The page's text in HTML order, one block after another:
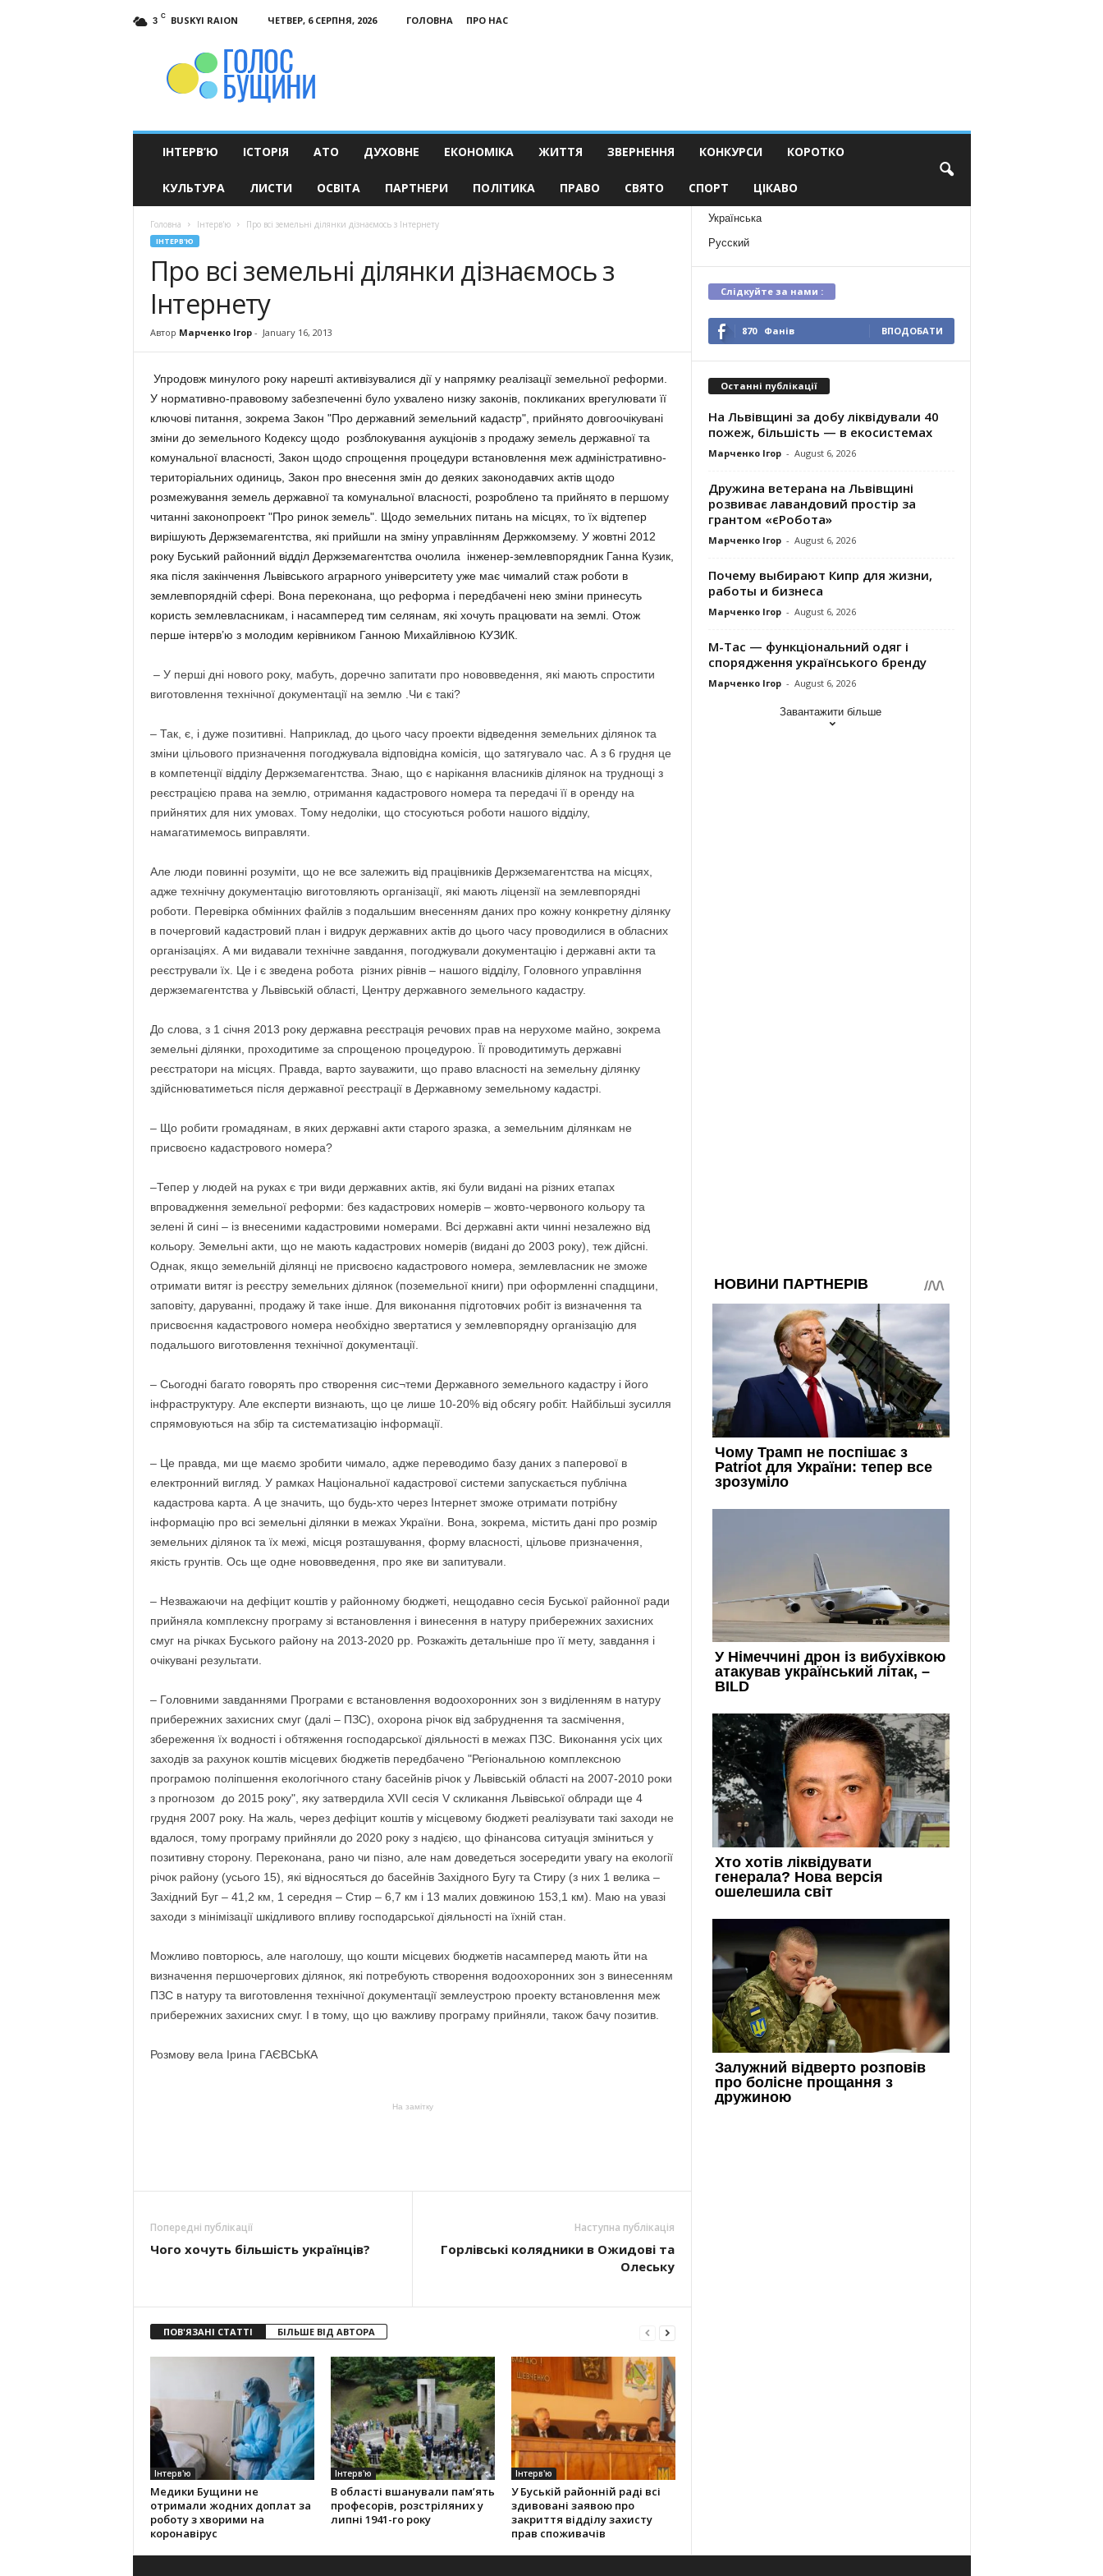
3 C BUSKYI RAION ЧЕТВЕР, 6 СЕРПНЯ, 2026 ГОЛОВНА
ПРО НАС
ІНТЕРВ’Ю ІСТОРІЯ АТО ДУХОВНЕ ЕКОНОМІКА ЖИТТЯ ЗВЕРНЕННЯ КОНКУРСИ КОРОТКО
КУЛЬТУРА ЛИСТИ ОСВІТА ПАРТНЕРИ ПОЛІТИКА ПРАВО СВЯТО СПОРТ ЦІКАВО
Головна Інтерв'ю Про всі земельні ділянки дізнаємось з Інтернету
ІНТЕРВ'Ю
Про всі земельні ділянки дізнаємось з
Інтернету
Автор Марченко Ігор- January 16, 2013
Упродовж минулого року нарешті активізувалися дії у напрямку реалізації земельної реформи.
У нормативно-правовому забезпеченні було ухвалено низку законів, покликаних врегулювати її
ключові питання, зокрема Закон "Про державний земельний кадастр", прийнято довгоочікувані
зміни до земельного Кодексу щодо розблокування аукціонів з продажу земель державної та
комунальної власності, Закон щодо спрощення процедури встановлення меж адміністративно-
територіальних одиниць, Закон про внесення змін до деяких законодавчих актів щодо
розмежування земель державної та комунальної власності, розроблено та прийнято в першому
читанні законопроект "Про ринок земель". Щодо земельних питань на місцях, то їх відтепер
вирішують Держземагентства, які прийшли на зміну управлінням Держкомзему. У жовтні 2012
року Буський районний відділ Держземагентства очолила інженер-землевпорядник Ганна Кузик,
яка після закінчення Львівського аграрного університету уже має чималий стаж роботи в
землевпорядній сфері. Вона переконана, що реформа і передбачені нею зміни принесуть
користь землевласникам, і насамперед тим селянам, які хочуть працювати на землі. Отож
перше інтерв’ю з молодим керівником Ганною Михайлівною КУЗИК.
– У перші дні нового року, мабуть, доречно запитати про нововведення, які мають спростити
виготовлення технічної документації на землю .Чи є такі?
– Так, є, і дуже позитивні. Наприклад, до цього часу проекти відведення земельних ділянок та
зміни цільового призначення погоджувала відповідна комісія, що затягувало час. А з 6 грудня це
в компетенції відділу Держземагентства. Знаю, що є нарікання власників ділянок на труднощі з
реєстрацією права на землю, отримання кадастрового номера та передачі її в оренду на
прийнятих для них умовах. Тому недоліки, що стосуються роботи нашого відділу,
намагатимемось виправляти.
Але люди повинні розуміти, що не все залежить від працівників Держземагентства на місцях,
адже технічну документацію виготовляють організації, які мають ліцензії на землевпорядні
роботи. Перевірка обмінних файлів з подальшим внесенням даних про кожну конкретну ділянку
в почерговий кадастровий план і видрук державних актів до цього часу проводилися в обласних
організаціях. А ми видавали технічне завдання, погоджували документацію і державні акти та
реєстрували їх. Це і є зведена робота різних рівнів – нашого відділу, Головного управління
держземагентства у Львівській області, Центру державного земельного кадастру.
До слова, з 1 січня 2013 року державна реєстрація речових прав на нерухоме майно, зокрема
земельні ділянки, проходитиме за спрощеною процедурою. Її проводитимуть державні
реєстратори на місцях. Правда, варто зауважити, що право власності на земельну ділянку
здійснюватиметься після державної реєстрації в Державному земельному кадастрі.
– Що робити громадянам, в яких державні акти старого зразка, а земельним ділянкам не
присвоєно кадастрового номера?
–Тепер у людей на руках є три види державних актів, які були видані на різних етапах
впровадження земельної реформи: без кадастрових номерів – жовто-червоного кольору та
зелені й сині – із внесеними кадастровими номерами. Всі державні акти чинні незалежно від
кольору. Земельні акти, що не мають кадастрових номерів (видані до 2003 року), теж дійсні.
Однак, якщо земельній ділянці не присвоєно кадастрового номера, землевласник не зможе
отримати витяг із реєстру земельних ділянок (поземельної книги) при оформленні спадщини,
заповіту, даруванні, продажу й таке інше. Для виконання підготовчих робіт із визначення та
присвоєння кадастрового номера необхідно звертатися у землевпорядну організацію для
подальшого виготовлення технічної документації.
– Сьогодні багато говорять про створення сис¬теми Державного земельного кадастру і його
інфраструктуру. Але експерти визнають, що це лише 10-20% від обсягу робіт. Найбільші зусилля
спрямовуються на збір та систематизацію інформації.
– Це правда, ми ще маємо зробити чимало, адже переводимо базу даних з паперової в
електронний вигляд. У рамках Національної кадастрової системи запускається публічна
кадастрова карта. А це значить, що будь-хто через Інтернет зможе отримати потрібну
інформацію про всі земельні ділянки в межах України. Вона, зокрема, містить дані про розмір
земельних ділянок та їх межі, місця розташування, форму власності, цільове призначення,
якість грунтів. Ось ще одне нововведення, про яке ви запитували.
– Незважаючи на дефіцит коштів у районному бюджеті, нещодавно сесія Буської районної ради
прийняла комплексну програму зі встановлення і винесення в натуру прибережних захисних
смуг на річках Буського району на 2013-2020 рр. Розкажіть детальніше про її мету, завдання і
очікувані результати.
– Головними завданнями Програми є встановлення водоохоронних зон з виділенням в натуру
прибережних захисних смуг (далі – ПЗС), охорона річок від забруднення та засмічення,
збереження їх водності і обтяження господарської діяльності в межах ПЗС. Виконання усіх цих
заходів за рахунок коштів місцевих бюджетів передбачено "Регіональною комплексною
програмою поліпшення екологічного стану басейнів річок у Львівській області на 2007-2010 роки
з прогнозом до 2015 року", яку затвердила ХVІІ сесія V скликання Львівської облради ще 4
грудня 2007 року. На жаль, через дефіцит коштів у місцевому бюджеті реалізувати такі заходи не
вдалося, тому програму прийняли до 2020 року з надією, що фінансова ситуація зміниться у
позитивну сторону. Переконана, рано чи пізно, але нам доведеться зосередити увагу на екології
річок району (усього 15), які відносяться до басейнів Західного Бугу та Стиру (з них 1 велика –
Західний Буг – 41,2 км, 1 середня – Стир – 6,7 км і 13 малих довжиною 153,1 км). Маю на увазі
заходи з мінімізації шкідливого впливу господарської діяльності на їхній стан.
Можливо повторюсь, але наголошу, що кошти місцевих бюджетів насамперед мають йти на
визначення першочергових ділянок, які потребують створення водоохоронних зон з винесенням
ПЗС в натуру та виготовлення технічної документації землеустрою проекту встановлення меж
прибережних захисних смуг. І в тому, що цю важливу програму прийняли, також бачу позитив.
Розмову вела Ірина ГАЄВСЬКА
На замітку
Попередні публікації
Чого хочуть більшість українців?
Наступна публікація
Горлівські колядники в Ожидові та
Олеську
ПОВ'ЯЗАНІ СТАТТІ БІЛЬШЕ ВІД АВТОРА
Інтерв'ю
Медики Бущини не
отримали жодних доплат за
роботу з хворими на
коронавірус
Інтерв'ю
В області вшанували пам’ять
професорів, розстріляних у
липні 1941-го року
Інтерв'ю
У Буській районній раді всі
здивовані заявою про
закриття відділу захисту
прав споживачів
Українська
Русский
Слідкуйте за нами :
870 Фанів ВПОДОБАТИ
Останні публікації
На Львівщині за добу ліквідували 40
пожеж, більшість — в екосистемах
Марченко Ігор - August 6, 2026
Дружина ветерана на Львівщині
розвиває лавандовий простір за
грантом «єРобота»
Марченко Ігор - August 6, 2026
Почему выбирают Кипр для жизни,
работы и бизнеса
Марченко Ігор - August 6, 2026
M-Tac — функціональний одяг і
спорядження українського бренду
Марченко Ігор - August 6, 2026
Завантажити більше